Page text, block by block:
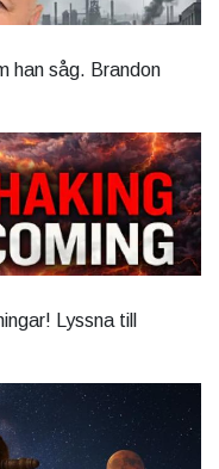
han såg. Brandon
Lyssna till